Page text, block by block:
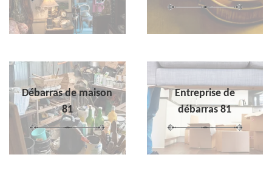
Débarras de maison
81
Entreprise de
débarras 81